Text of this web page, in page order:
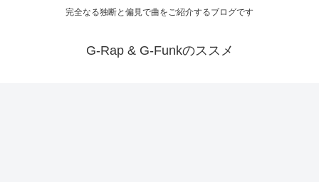
完全なる独断と偏見で曲をご紹介するブログです
G-Rap & G-Funkのススメ